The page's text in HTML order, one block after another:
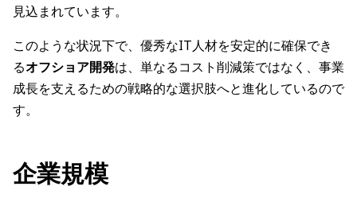
見込まれています。
このような状況下で、優秀なIT人材を安定的に確保でき
るオフショア開発は、単なるコスト削減策ではなく、事業
成長を支えるための戦略的な選択肢へと進化しているので
す。
企業規模